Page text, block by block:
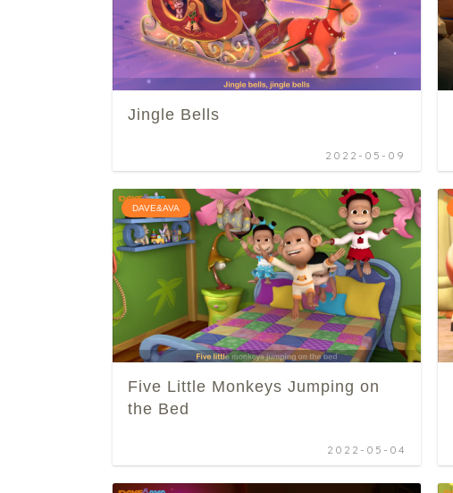
Jingle Bells
2022-05-09
DAVE&AVA
Five Little Monkeys Jumping on
the Bed
2022-05-04